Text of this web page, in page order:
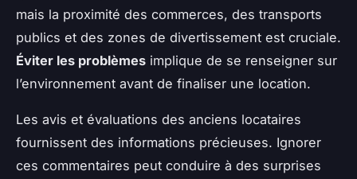
mais la proximité des commerces, des transports
publics et des zones de divertissement est cruciale.
Éviter les problèmes implique de se renseigner sur
l’environnement avant de finaliser une location.
Les avis et évaluations des anciens locataires
fournissent des informations précieuses. Ignorer
ces commentaires peut conduire à des surprises